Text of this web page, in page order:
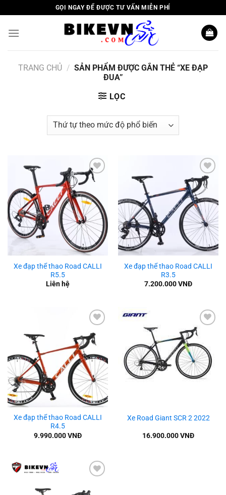
to
content
GỌI NGAY ĐỂ ĐƯỢC TƯ VẤN MIỄN PHÍ
TRANG CHỦ / SẢN PHẨM ĐƯỢC GẮN THẺ “XE ĐẠP
ĐUA”
LỌC
Add to
Xe đạp thể thao Road CALLI
R5.5
Liên hệ
Add to
wishlist
Xe đạp thể thao Road CALLI
R3.5
7.200.000VNĐ
Add to
wishlist
Xe đạp thể thao Road CALLI
R4.5
9.990.000VNĐ
Add to
Xe Road Giant SCR 2 2022
16.900.000VNĐ
wishlist